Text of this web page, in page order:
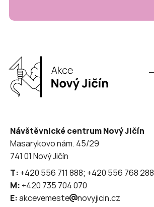
Návštěvnické centrum Nový Jičín
Masarykovo nám. 45/29
741 01 Nový Jičín
T: +420 556 711 888; +420 556 768 288
M: +420 735 704 070
E:akcevemeste novyjicin.cz